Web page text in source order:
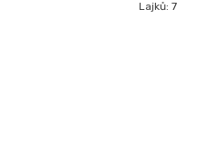
Lajků: 7